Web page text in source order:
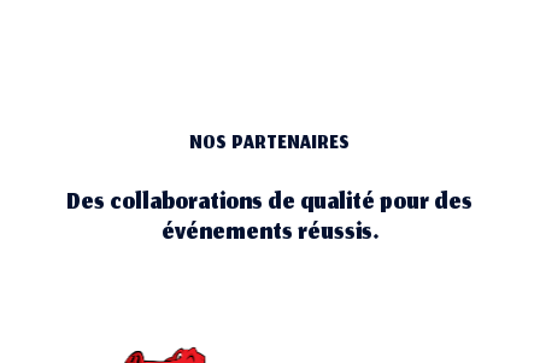
NOS PARTENAIRES
Des collaborations de qualité pour des
événements réussis.